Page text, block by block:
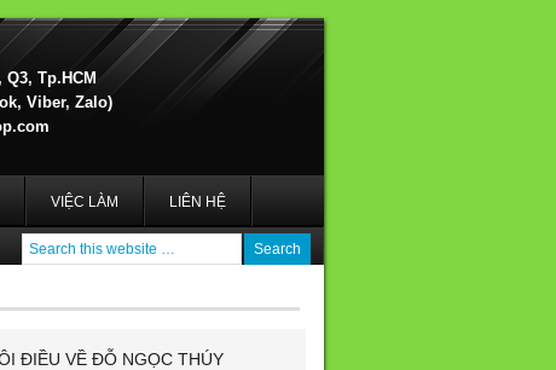
Tp.HCM
Viber, Zalo)
VIỆC LÀM LIÊN HỆ
ĐIỀU VỀ ĐỖ NGỌC THÚY